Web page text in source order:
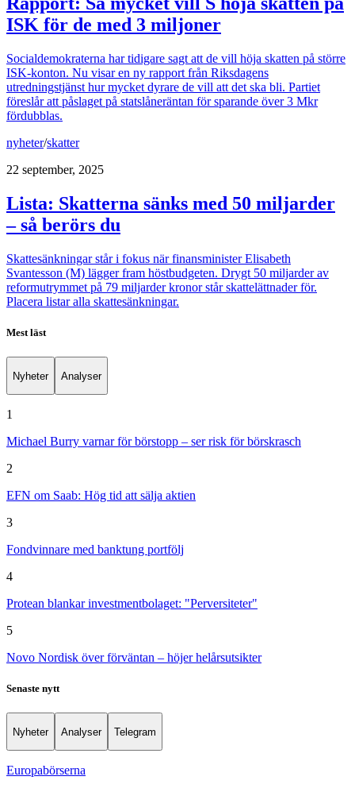
ISK för de med 3 miljoner
Socialdemokraterna har tidigare sagt att de vill höja skatten på större
ISK-konton. Nu visar en ny rapport från Riksdagens
utredningstjänst hur mycket dyrare de vill att det ska bli. Partiet
föreslår att påslaget på statslåneräntan för sparande över 3 Mkr
fördubblas.
nyheter/skatter
22 september, 2025
Lista: Skatterna sänks med 50 miljarder
– så berörs du
Skattesänkningar står i fokus när finansminister Elisabeth
Svantesson (M) lägger fram höstbudgeten. Drygt 50 miljarder av
reformutrymmet på 79 miljarder kronor står skattelättnader för.
Placera listar alla skattesänkningar.
Mest läst
Nyheter Analyser
1
Michael Burry varnar för börstopp – ser risk för börskrasch
2
EFN om Saab: Hög tid att sälja aktien
3
Fondvinnare med banktung portfölj
4
Protean blankar investmentbolaget: "Perversiteter"
5
Novo Nordisk över förväntan – höjer helårsutsikter
Senaste nytt
Nyheter Analyser Telegram
Europabörserna